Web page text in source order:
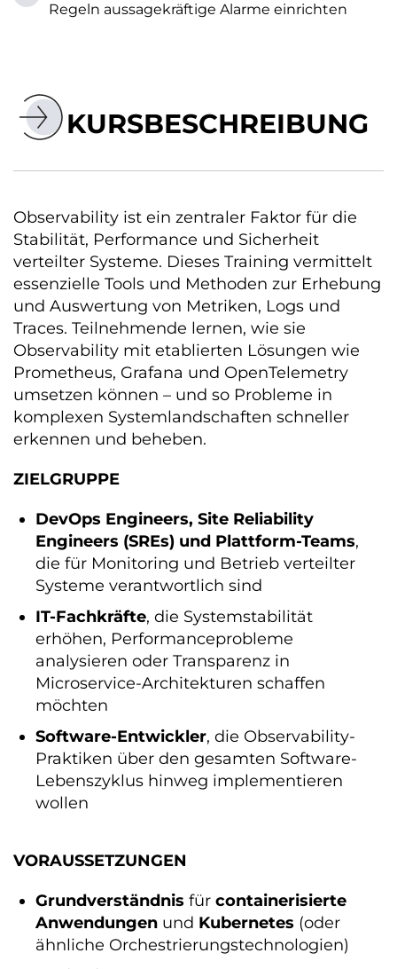
Regeln aussagekräftige Alarme einrichten
KURSBESCHREIBUNG
Observability ist ein zentraler Faktor für die
Stabilität, Performance und Sicherheit
verteilter Systeme. Dieses Training vermittelt
essenzielle Tools und Methoden zur Erhebung
und Auswertung von Metriken, Logs und
Traces. Teilnehmende lernen, wie sie
Observability mit etablierten Lösungen wie
Prometheus, Grafana und OpenTelemetry
umsetzen können – und so Probleme in
komplexen Systemlandschaften schneller
erkennen und beheben.
ZIELGRUPPE
DevOps Engineers, Site Reliability
Engineers (SREs) und Plattform-Teams,
die für Monitoring und Betrieb verteilter
Systeme verantwortlich sind
IT-Fachkräfte, die Systemstabilität
erhöhen, Performanceprobleme
analysieren oder Transparenz in
Microservice-Architekturen schaffen
möchten
Software-Entwickler, die Observability-
Praktiken über den gesamten Software-
Lebenszyklus hinweg implementieren
wollen
VORAUSSETZUNGEN
Grundverständnis für containerisierte
Anwendungen und Kubernetes (oder
ähnliche Orchestrierungstechnologien)